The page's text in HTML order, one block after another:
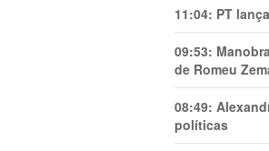
11:04: PT
09:53:
de Romeu
08:49:
políticas